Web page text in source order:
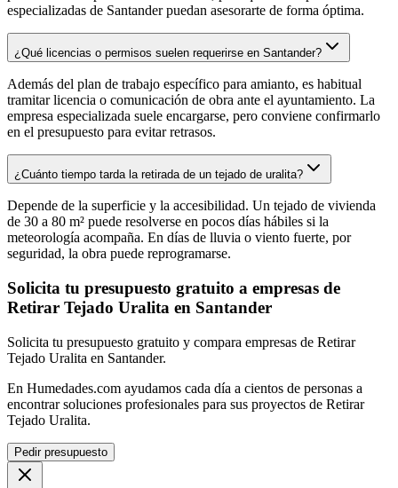
especializadas de Santander puedan asesorarte de forma óptima.
¿Qué licencias o permisos suelen requerirse en Santander?
Además del plan de trabajo específico para amianto, es habitual
tramitar licencia o comunicación de obra ante el ayuntamiento. La
empresa especializada suele encargarse, pero conviene confirmarlo
en el presupuesto para evitar retrasos.
¿Cuánto tiempo tarda la retirada de un tejado de uralita?
Depende de la superficie y la accesibilidad. Un tejado de vivienda
de 30 a 80 m² puede resolverse en pocos días hábiles si la
meteorología acompaña. En días de lluvia o viento fuerte, por
seguridad, la obra puede reprogramarse.
Solicita tu presupuesto gratuito a empresas de
Retirar Tejado Uralita en Santander
Solicita tu presupuesto gratuito y compara empresas de Retirar
Tejado Uralita en Santander.
En Humedades.com ayudamos cada día a cientos de personas a
encontrar soluciones profesionales para sus proyectos de Retirar
Tejado Uralita.
Pedir presupuesto